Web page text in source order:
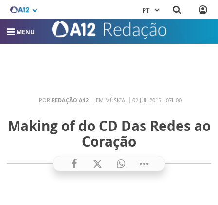
PT
MENU
POR REDAÇÃO A12 EM MÚSICA 02 JUL 2015 - 07H00
Making of do CD Das Redes ao
Coração